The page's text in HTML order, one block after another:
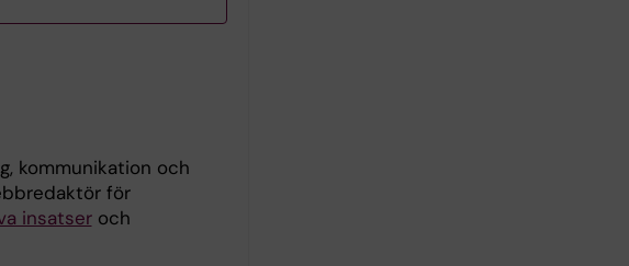
kommunikation och
för
insatseroch